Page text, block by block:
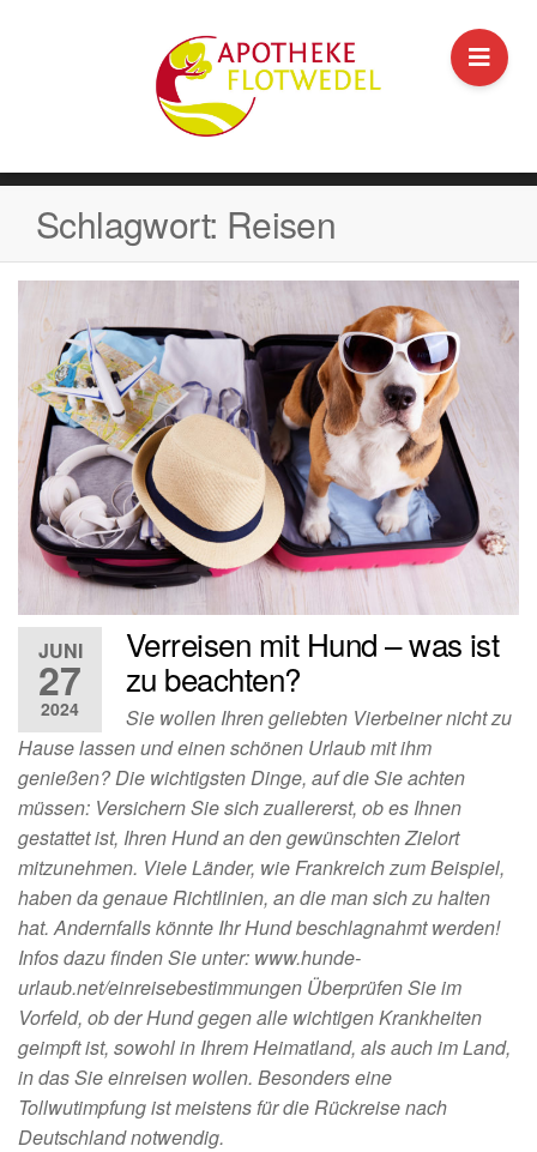
Schlagwort: Reisen
JUNI
27
2024
Verreisen mit Hund – was ist
zu beachten?
Sie wollen Ihren geliebten Vierbeiner nicht zu
Hause lassen und einen schönen Urlaub mit ihm
genießen? Die wichtigsten Dinge, auf die Sie achten
müssen: Versichern Sie sich zuallererst, ob es Ihnen
gestattet ist, Ihren Hund an den gewünschten Zielort
mitzunehmen. Viele Länder, wie Frankreich zum Beispiel,
haben da genaue Richtlinien, an die man sich zu halten
hat. Andernfalls könnte Ihr Hund beschlagnahmt werden!
Infos dazu finden Sie unter: www.hunde-
urlaub.net/einreisebestimmungen Überprüfen Sie im
Vorfeld, ob der Hund gegen alle wichtigen Krankheiten
geimpft ist, sowohl in Ihrem Heimatland, als auch im Land,
in das Sie einreisen wollen. Besonders eine
Tollwutimpfung ist meistens für die Rückreise nach
Deutschland notwendig.